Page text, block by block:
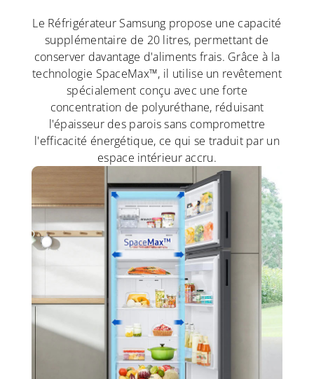
Le Réfrigérateur Samsung propose une capacité
supplémentaire de 20 litres, permettant de
conserver davantage d'aliments frais. Grâce à la
technologie SpaceMax™, il utilise un revêtement
spécialement conçu avec une forte
concentration de polyuréthane, réduisant
l'épaisseur des parois sans compromettre
l'efficacité énergétique, ce qui se traduit par un
espace intérieur accru.